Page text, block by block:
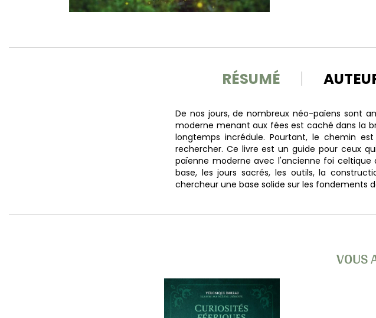
RÉSUMÉ
De nos jours, de nombreux néo-païens sont
moderne menant aux fées est caché dans la
longtemps incrédule. Pourtant, le chemin
rechercher. Ce livre est un guide pour ceux
païenne moderne avec l'ancienne foi celtique
base, les jours sacrés, les outils, la
chercheur une base solide sur les fondements
VOUS